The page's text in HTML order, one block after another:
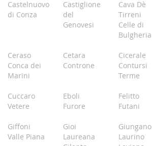
Castelnuovo
di Conza
Castiglione
del
Genovesi
Cava Dè
Tirreni
Celle di
Bulgheria
Ceraso
Cetara Cicerale
Conca dei
Marini
Controne
Contursi
Terme
Cuccaro
Vetere
Eboli Felitto
Furore
Futani
Giffoni
Valle Piana
Gioi Giungano
Laureana
Laurino